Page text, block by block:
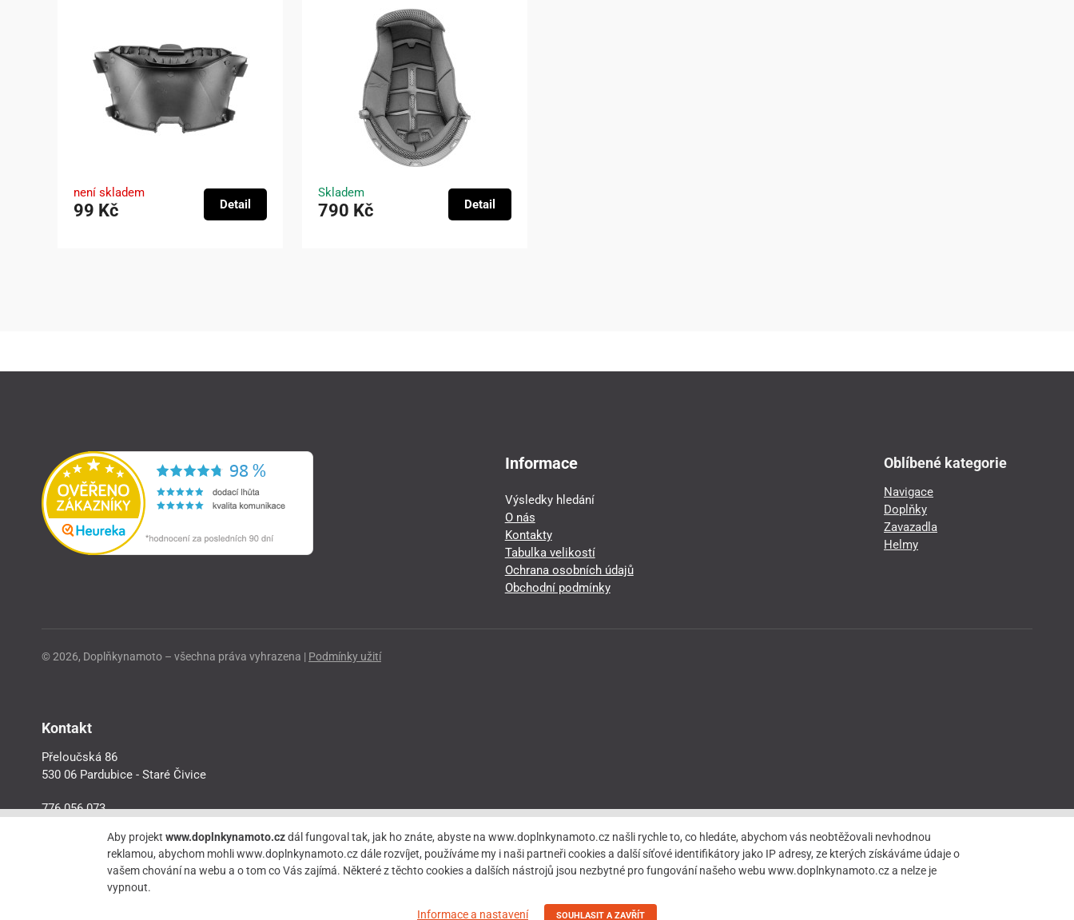
není skladem
99 Kč Detail
Skladem
790 Kč Detail
Informace
Výsledky hledání
O nás
Kontakty
Tabulka velikostí
Ochrana osobních údajů
Obchodní podmínky
Oblíbené kategorie
Navigace
Doplňky
Zavazadla
Helmy
© 2026, Doplňkynamoto – všechna práva vyhrazena | Podmínky užití
Kontakt
Přeloučská 86
530 06 Pardubice - Staré Čivice
776 056 073
Aby projektwww.doplnkynamoto.czdál fungoval tak, jak ho znáte, abyste na www.doplnkynamoto.cz našli rychle to, co hledáte, abychom vás neobtěžovali nevhodnou
reklamou, abychom mohli www.doplnkynamoto.cz dále rozvíjet, používáme my i naši partneři cookies a další síťové identifikátory jako IP adresy, ze kterých získáváme údaje o
vašem chování na webu a o tom co Vás zajímá. Některé z těchto cookies a dalších nástrojů jsou nezbytné pro fungování našeho webu www.doplnkynamoto.cz a nelze je
vypnout.
Informace a nastavení SOUHLASIT A ZAVŘÍT